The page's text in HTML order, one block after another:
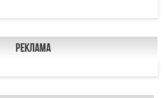
Реклама